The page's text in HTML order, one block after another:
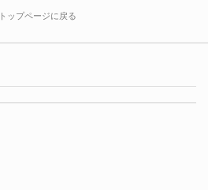
トップページに戻る